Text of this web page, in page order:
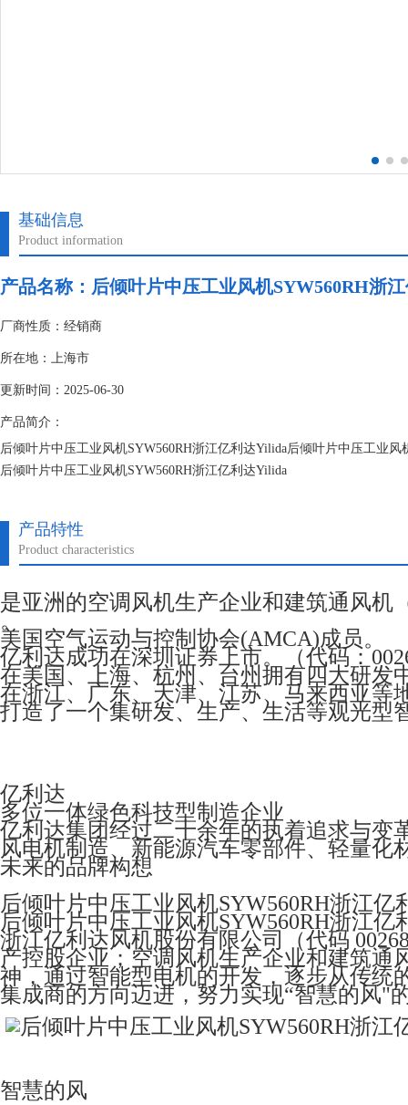
基础信息
Product information
产品名称：后倾叶片中压工业风机SYW560RH浙
厂商性质：经销商
所在地：上海市
更新时间：2025-06-30
产品简介：
后倾叶片中压工业风机SYW560RH浙江亿利达Yilida后倾叶片中压工业风
后倾叶片中压工业风机SYW560RH浙江亿利达Yilida
产品特性
Product characteristics
是亚洲的空调风机生产企业和建筑通风机
。
美国空气运动与控制协会(AMCA)成员。
亿利达成功在深圳证券上市。（代码：
在美国、上海、杭州、台州拥有四大研发
在浙江、广东、天津、江苏、马来西亚等
打造了一个集研发、生产、生活等观光型
亿利达
多位一体绿色科技型制造企业
亿利达集团经过二十余年的执着追求与变
风电机制造、新能源汽车零部件、轻量
未来的品牌构想
后倾叶片中压工业风机SYW560RH浙江亿
后倾叶片中压工业风机SYW560RH浙江亿
浙江亿利达风机股份有限公司（代码
产控股企业；空调风机生产企业和建筑通
神，通过智能型电机的开发，逐步从传统
集成商的方向迈进，努力实现“智慧的风"
智慧的风